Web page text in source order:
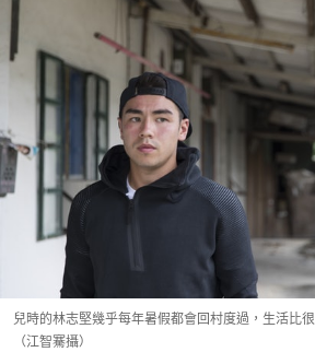
兒時的林志堅幾乎每年暑假都會回村度過，生活比
（江智騫攝）